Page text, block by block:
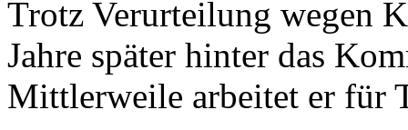
Trotz Verurteilung wegen
Jahre später hinter das
Mittlerweile arbeitet er für